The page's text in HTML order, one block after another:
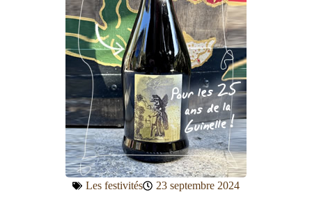
Les festivités 23 septembre 2024